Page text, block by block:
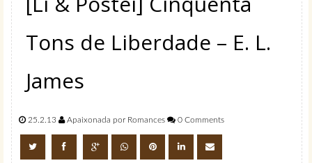
Tons de Liberdade – E. L.
James
25.2.13 Apaixonada por Romances 0 Comments